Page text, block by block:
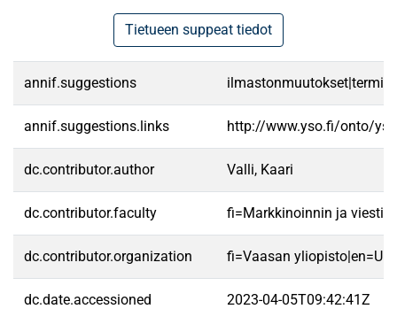
Tietueen suppeat tiedot
annif.suggestions
annif.suggestions.links http://www.yso.fi/onto/
dc.contributor.author Valli, Kaari
dc.contributor.faculty fi=Markkinoinnin ja
dc.contributor.organization fi=Vaasan
dc.date.accessioned 2023-04-05T09:42:41Z